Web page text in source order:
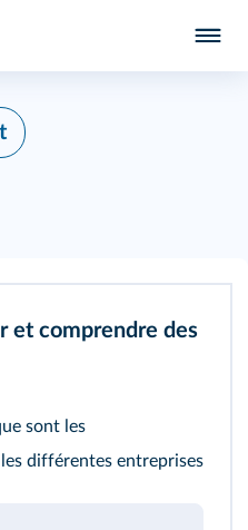
et comprendre des
sont les
différentes entreprises